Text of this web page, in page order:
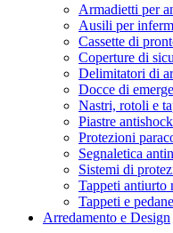
Armadietti per
Ausili per
Cassette di
Coperture di
Delimitatori di
Docce di
Nastri, rotoli e
Piastre
Protezioni
Segnaletica
Sistemi di
Tappeti antiurto
Tappeti e
Arredamento e Design